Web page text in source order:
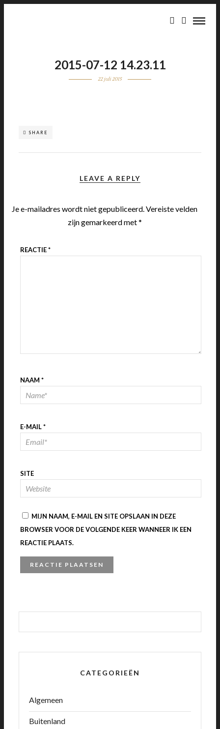
2015-07-12 14.23.11
22 juli 2015
SHARE
LEAVE A REPLY
Je e-mailadres wordt niet gepubliceerd.Vereiste velden
zijn gemarkeerd met*
REACTIE*
NAAM *
E-MAIL*
SITE
MIJN NAAM, E-MAIL EN SITE OPSLAAN IN DEZE
BROWSER VOOR DE VOLGENDE KEER WANNEER IK EEN
REACTIE PLAATS.
CATEGORIEËN
Algemeen
Buitenland